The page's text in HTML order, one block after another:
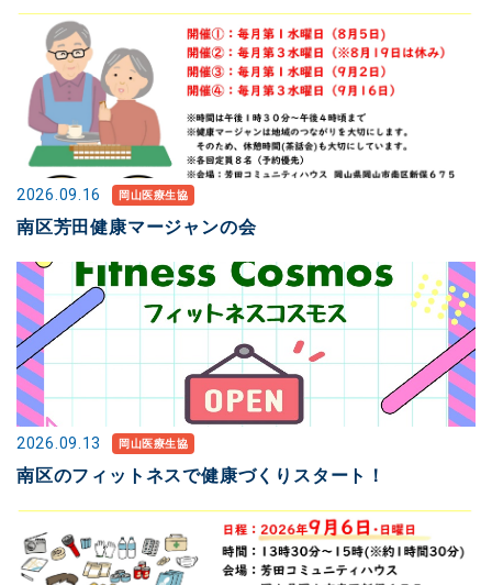
2026.09.16 岡山医療生協
南区芳田健康マージャンの会
2026.09.13 岡山医療生協
南区のフィットネスで健康づくりスタート！